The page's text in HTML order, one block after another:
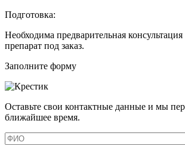
Подготовка:
Необходима предварительная
препарат под заказ.
Заполните форму
Оставьте свои контактные данные и мы
ближайшее время.